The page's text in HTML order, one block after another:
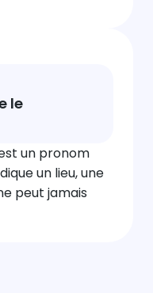
le
un pronom
un lieu, une
peut jamais